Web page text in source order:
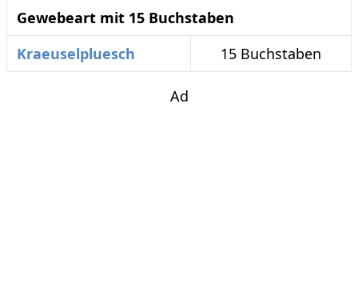
Gewebeart mit 15 Buchstaben
Kraeuselpluesch
15 Buchstaben
Ad